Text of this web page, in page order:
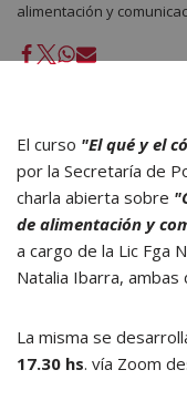
alimentación y
El curso "El qué y el
por la Secretaría de
charla abierta sobre
de alimentación y
a cargo de la Lic Fga
Natalia Ibarra,
La misma se
17.30 hs. vía Zoom